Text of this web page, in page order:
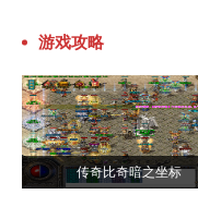
游戏攻略
传奇比奇暗之坐标